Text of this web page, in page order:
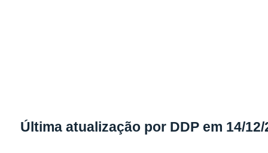
Última atualização por DDP em 14/12/